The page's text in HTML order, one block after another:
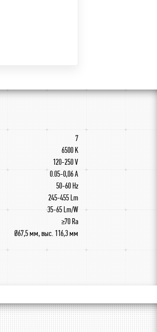
7
6500 K
120-250 V
0.05-0,06 А
50-60 Hz
245-455 Lm
35-65 Lm/W
≥70 Ra
Ø67,5 мм, выс. 116,3 мм